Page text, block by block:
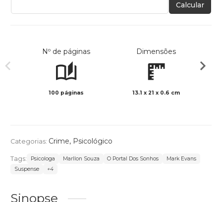
Calcular
Nº de páginas
100 páginas
Dimensões
13.1 x 21 x 0.6 cm
Categorias: Crime, Psicológico
Tags: Psicologa Marllon Souza O Portal Dos Sonhos
Mark Evans
Suspense
+4
Sinopse